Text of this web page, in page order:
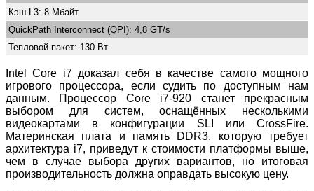
Кэш L3: 8 Мбайт
QuickPath Interconnect (QPI): 4,8 GT/s
Тепловой пакет: 130 Вт
Intel Core i7 доказал себя в качестве самого мощного
игрового процессора, если судить по доступным нам
данным. Процессор Core i7-920 станет прекрасным
выбором для систем, оснащённых несколькими
видеокартами в конфигурации SLI или CrossFire.
Материнская плата и память DDR3, которую требует
архитектура i7, приведут к стоимости платформы выше,
чем в случае выбора других вариантов, но итоговая
производительность должна оправдать высокую цену.